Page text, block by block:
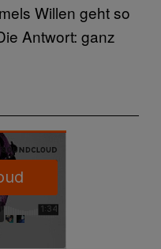
Willen geht so
Antwort: ganz